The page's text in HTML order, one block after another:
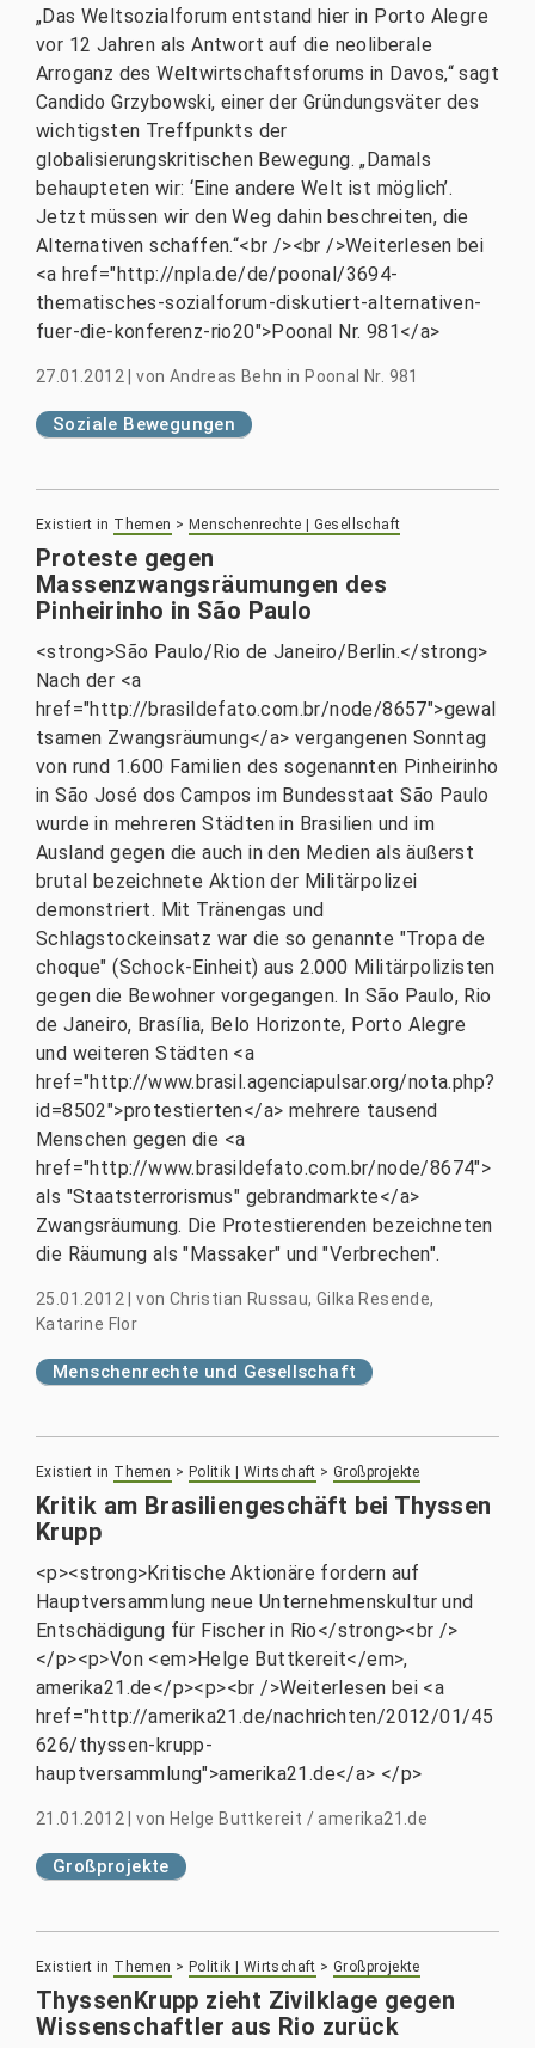
„Das Weltsozialforum entstand hier in Porto Alegre
vor 12 Jahren als Antwort auf die neoliberale
Arroganz des Weltwirtschaftsforums in Davos,“ sagt
Candido Grzybowski, einer der Gründungsväter des
wichtigsten Treffpunkts der
globalisierungskritischen Bewegung. „Damals
behaupteten wir: ‘Eine andere Welt ist möglich’.
Jetzt müssen wir den Weg dahin beschreiten, die
Alternativen schaffen.“<br /><br />Weiterlesen bei
<a href="http://npla.de/de/poonal/3694-
thematisches-sozialforum-diskutiert-alternativen-
fuer-die-konferenz-rio20">Poonal Nr. 981</a>
27.01.2012 |von Andreas Behn in Poonal Nr. 981
Soziale Bewegungen
Existiert in Themen > Menschenrechte | Gesellschaft
Proteste gegen
Massenzwangsräumungen des
Pinheirinho in São Paulo
<strong>São Paulo/Rio de Janeiro/Berlin.</strong>
Nach der <a
href="http://brasildefato.com.br/node/8657">gewal
tsamen Zwangsräumung</a> vergangenen Sonntag
von rund 1.600 Familien des sogenannten Pinheirinho
in São José dos Campos im Bundesstaat São Paulo
wurde in mehreren Städten in Brasilien und im
Ausland gegen die auch in den Medien als äußerst
brutal bezeichnete Aktion der Militärpolizei
demonstriert. Mit Tränengas und
Schlagstockeinsatz war die so genannte "Tropa de
choque" (Schock-Einheit) aus 2.000 Militärpolizisten
gegen die Bewohner vorgegangen. In São Paulo, Rio
de Janeiro, Brasília, Belo Horizonte, Porto Alegre
und weiteren Städten <a
href="http://www.brasil.agenciapulsar.org/nota.php?
id=8502">protestierten</a> mehrere tausend
Menschen gegen die <a
href="http://www.brasildefato.com.br/node/8674">
als "Staatsterrorismus" gebrandmarkte</a>
Zwangsräumung. Die Protestierenden bezeichneten
die Räumung als "Massaker" und "Verbrechen".
25.01.2012 |von Christian Russau, Gilka Resende,
Katarine Flor
Menschenrechte und Gesellschaft
Existiert in Themen > Politik | Wirtschaft >Großprojekte
Kritik am Brasiliengeschäft bei Thyssen
Krupp
<p><strong>Kritische Aktionäre fordern auf
Hauptversammlung neue Unternehmenskultur und
Entschädigung für Fischer in Rio</strong><br />
</p><p>Von <em>Helge Buttkereit</em>,
amerika21.de</p><p><br />Weiterlesen bei <a
href="http://amerika21.de/nachrichten/2012/01/45
626/thyssen-krupp-
hauptversammlung">amerika21.de</a> </p>
21.01.2012 |von Helge Buttkereit / amerika21.de
Großprojekte
Existiert in Themen > Politik | Wirtschaft >Großprojekte
ThyssenKrupp zieht Zivilklage gegen
Wissenschaftler aus Rio zurück